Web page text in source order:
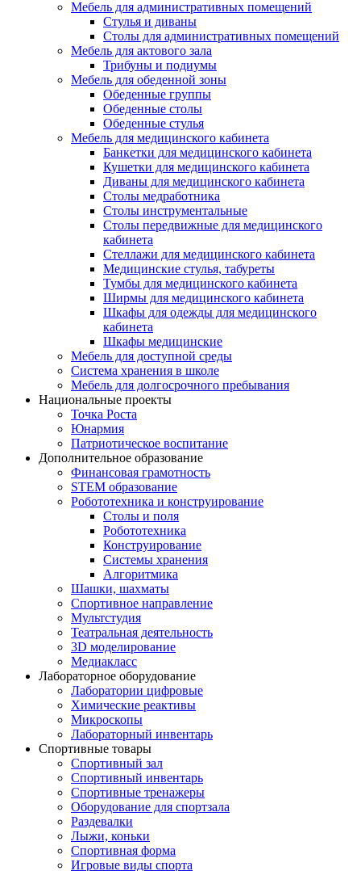
Мебель для административных помещений
Стулья и диваны
Столы для административных помещений
Мебель для актового зала
Трибуны и подиумы
Мебель для обеденной зоны
Обеденные группы
Обеденные столы
Обеденные стулья
Мебель для медицинского кабинета
Банкетки для медицинского кабинета
Кушетки для медицинского кабинета
Диваны для медицинского кабинета
Столы медработника
Столы инструментальные
Столы передвижные для медицинского
кабинета
Стеллажи для медицинского кабинета
Медицинские стулья, табуреты
Тумбы для медицинского кабинета
Ширмы для медицинского кабинета
Шкафы для одежды для медицинского
кабинета
Шкафы медицинские
Мебель для доступной среды
Система хранения в школе
Мебель для долгосрочного пребывания
Национальные проекты
Точка Роста
Юнармия
Патриотическое воспитание
Дополнительное образование
Финансовая грамотность
STEM образование
Робототехника и конструирование
Столы и поля
Робототехника
Конструирование
Системы хранения
Алгоритмика
Шашки, шахматы
Спортивное направление
Мультстудия
Театральная деятельность
3D моделирование
Медиакласс
Лабораторное оборудование
Лаборатории цифровые
Химические реактивы
Микроскопы
Лабораторный инвентарь
Спортивные товары
Спортивный зал
Спортивный инвентарь
Спортивные тренажеры
Оборудование для спортзала
Раздевалки
Лыжи, коньки
Спортивная форма
Игровые виды спорта